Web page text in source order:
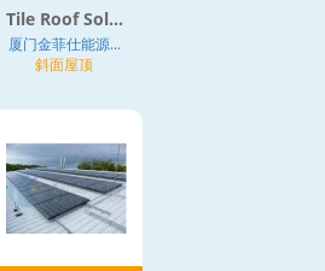
Tile Roof Sol...
厦门金菲仕能源...
斜面屋顶